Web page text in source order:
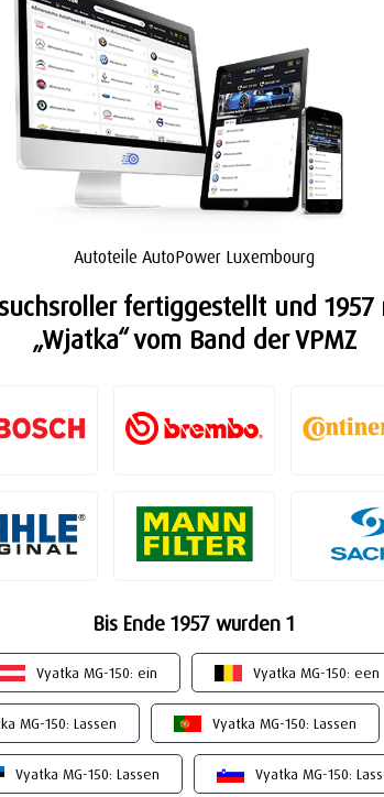
Autoteile AutoPower Luxembourg
fertiggestellt und
„Wjatka“ vom Band der VPMZ
Bis Ende 1957 wurden 1
Vyatka MG-150: ein Vyatka MG-150: een
MG-150: Lassen Vyatka MG-150: Lassen
Vyatka MG-150: Lassen Vyatka MG-150: